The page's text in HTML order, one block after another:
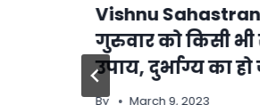
Vishnu
गुरुवार को किसी
उपाय, दुर्भाग्य का
By March 9, 2023